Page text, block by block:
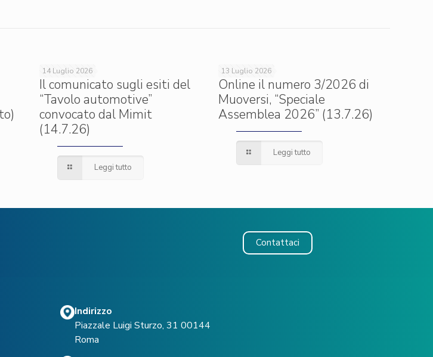
14 Luglio 2026
Il comunicato sugli esiti del
“Tavolo automotive”
convocato dal Mimit
(14.7.26)
Leggi tutto
13 Luglio 2026
Online il numero 3/2026 di
Muoversi, “Speciale
Assemblea 2026” (13.7.26)
Leggi tutto
Contattaci
Indirizzo
Piazzale Luigi Sturzo, 31 00144
Roma